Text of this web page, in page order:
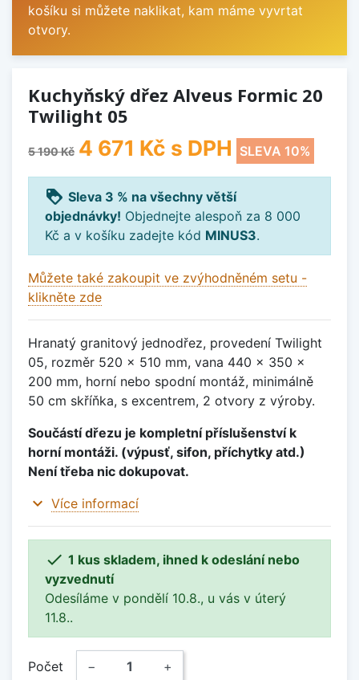
košíku si můžete naklikat, kam máme vyvrtat
otvory.
Kuchyňský dřez Alveus Formic 20
Twilight 05
5 190 Kč 4 671 Kč s DPH SLEVA 10%
loyalty Sleva 3 % na všechny větší
objednávky! Objednejte alespoň za 8 000
Kč a v košíku zadejte kód MINUS3.
Můžete také zakoupit ve zvýhodněném setu -
klikněte zde
Hranatý granitový jednodřez, provedení Twilight
05, rozměr 520 x 510 mm, vana 440 x 350 x
200 mm, horní nebo spodní montáž, minimálně
50 cm skříňka, s excentrem, 2 otvory z výroby.
Součástí dřezu je kompletní příslušenství k
horní montáži. (výpusť, sifon, příchytky atd.)
Není třeba nic dokupovat.
expand_more Více informací
 1 kus skladem, ihned k odeslání nebo
vyzvednutí
Odesíláme v pondělí 10.8., u vás v úterý
11.8..
Počet − +